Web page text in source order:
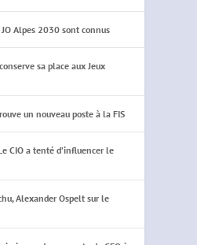
Alpes 2030 sont connus
sa place aux Jeux
un nouveau poste à la FIS
CIO a tenté d’influencer le
Alexander Ospelt sur le